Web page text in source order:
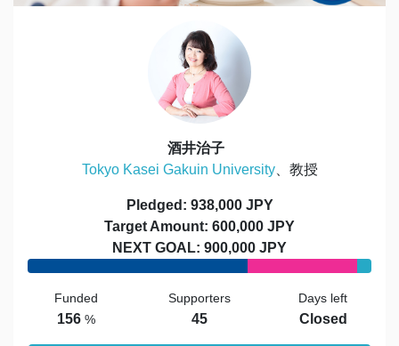
酒井治子
Tokyo Kasei Gakuin University、教授
Pledged: 938,000 JPY
Target Amount: 600,000 JPY
NEXT GOAL: 900,000 JPY
Funded
156 %
Supporters
45
Days left
Closed